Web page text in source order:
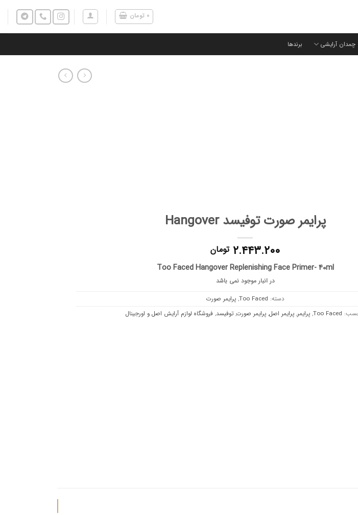
۰ تومان
چمدان آرایشی برندها
پرایمر صورت توفیسد Hangover
۲.۴۴۳.۲۰۰ تومان
Too Faced Hangover Replenishing Face Primer- 40ml
در انبار موجود نمی باشد
دسته: Too Faced
,پرایمر صورت
Too Faced
, پرایمر, پرایمر اصل, پرایمر صورت,توفیسد, فروشگاه لوازم آرایش اصل و اورجینال